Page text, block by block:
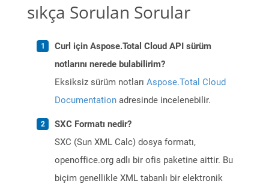
sıkça Sorulan Sorular
Curl için Aspose.Total Cloud API sürüm
notlarını nerede bulabilirim?
Eksiksiz sürüm notları Aspose.Total Cloud
Documentation adresinde incelenebilir.
SXC Formatı nedir?
SXC (Sun XML Calc) dosya formatı,
openoffice.org adlı bir ofis paketine aittir. Bu
biçim genellikle XML tabanlı bir elektronik